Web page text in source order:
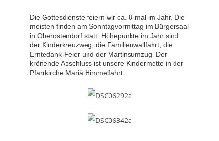
Die Gottesdienste feiern wir ca. 8-mal im Jahr. Die
meisten finden am Sonntagvormittag im Bürgersaal
in Oberostendorf statt. Höhepunkte im Jahr sind
der Kinderkreuzweg, die Familienwallfahrt, die
Erntedank-Feier und der Martinsumzug. Der
krönende Abschluss ist unsere Kindermette in der
Pfarrkirche Mariä Himmelfahrt.